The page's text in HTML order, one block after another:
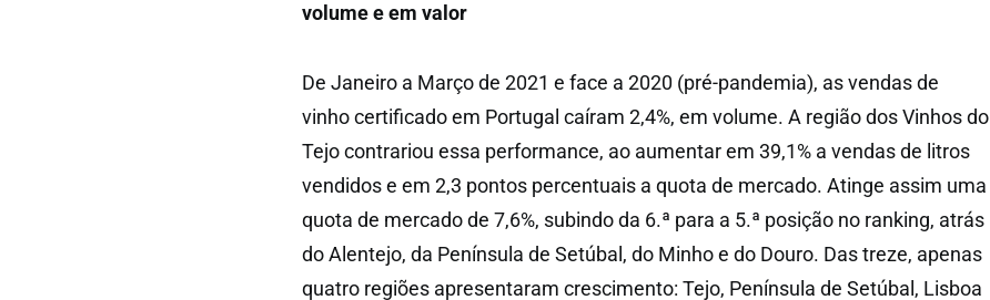
volume e em valor
De Janeiro a Março de 2021 e face a 2020 (pré-pandemia), as vendas de
vinho certificado em Portugal caíram 2,4%, em volume. A região dos Vinhos do
Tejo contrariou essa performance, ao aumentar em 39,1% a vendas de litros
vendidos e em 2,3 pontos percentuais a quota de mercado. Atinge assim uma
quota de mercado de 7,6%, subindo da 6.ª para a 5.ª posição no ranking, atrás
do Alentejo, da Península de Setúbal, do Minho e do Douro. Das treze, apenas
quatro regiões apresentaram crescimento: Tejo, Península de Setúbal, Lisboa